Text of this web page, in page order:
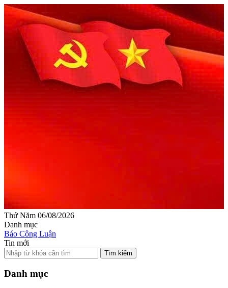
Thứ Năm 06/08/2026
Danh mục
Báo Công Luận
Tin mới
Tìm kiếm
Danh mục